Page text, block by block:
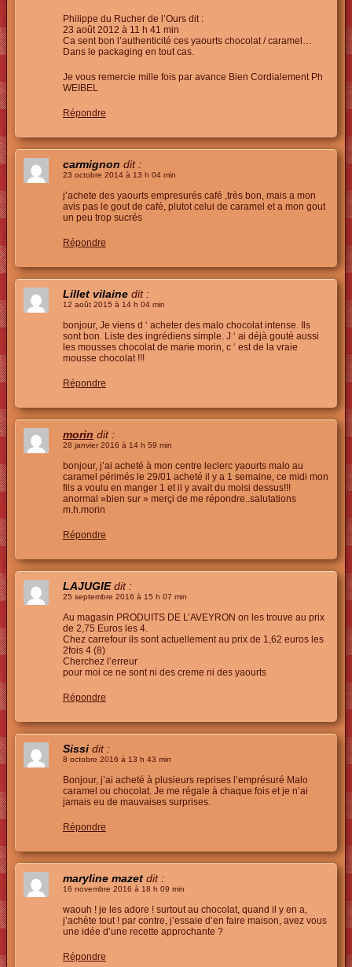
Philippe du Rucher de l’Ours dit :
23 août 2012 à 11 h 41 min
Ca sent bon l’authenticité ces yaourts chocolat / caramel…
Dans le packaging en tout cas.
Je vous remercie mille fois par avance Bien Cordialement Ph
WEIBEL
Répondre
carmignon dit :
23 octobre 2014 à 13 h 04 min
j’achete des yaourts empresurés café ,très bon, mais a mon
avis pas le gout de café, plutot celui de caramel et a mon gout
un peu trop sucrés
Répondre
Lillet vilaine dit :
12 août 2015 à 14 h 04 min
bonjour, Je viens d ‘ acheter des malo chocolat intense. Ils
sont bon. Liste des ingrédiens simple. J ‘ ai déjà gouté aussi
les mousses chocolat de marie morin, c ‘ est de la vraie
mousse chocolat !!!
Répondre
morin dit :
28 janvier 2016 à 14 h 59 min
bonjour, j’ai acheté à mon centre leclerc yaourts malo au
caramel périmés le 29/01 acheté il y a 1 semaine, ce midi mon
fils a voulu en manger 1 et il y avait du moisi dessus!!!
anormal »bien sur » merçi de me répondre..salutations
m.h.morin
Répondre
LAJUGIE dit :
25 septembre 2016 à 15 h 07 min
Au magasin PRODUITS DE L’AVEYRON on les trouve au prix
de 2,75 Euros les 4.
Chez carrefour ils sont actuellement au prix de 1,62 euros les
2fois 4 (8)
Cherchez l’erreur
pour moi ce ne sont ni des creme ni des yaourts
Répondre
Sissi dit :
8 octobre 2016 à 13 h 43 min
Bonjour, j’ai acheté à plusieurs reprises l’emprésuré Malo
caramel ou chocolat. Je me régale à chaque fois et je n’ai
jamais eu de mauvaises surprises.
Répondre
maryline mazet dit :
16 novembre 2016 à 18 h 09 min
waouh ! je les adore ! surtout au chocolat, quand il y en a,
j’achète tout ! par contre, j’essaie d’en faire maison, avez vous
une idée d’une recette approchante ?
Répondre